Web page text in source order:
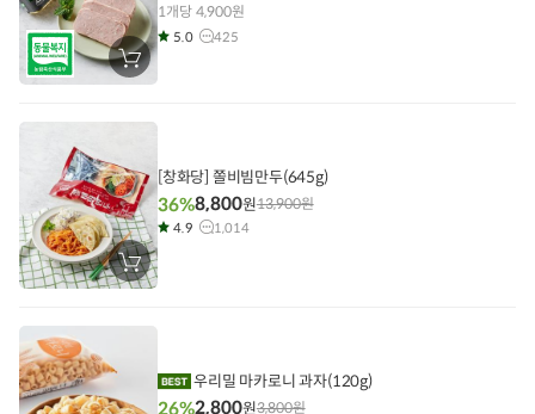
장
바
에
1개당 4,900원
5.0 425
장
바
에
[창화당] 쫄비빔만두(645g)
36%8,800원13,900원
4.9 1,014
우리밀 마카로니 과자(120g)
26%2,800원3,800원